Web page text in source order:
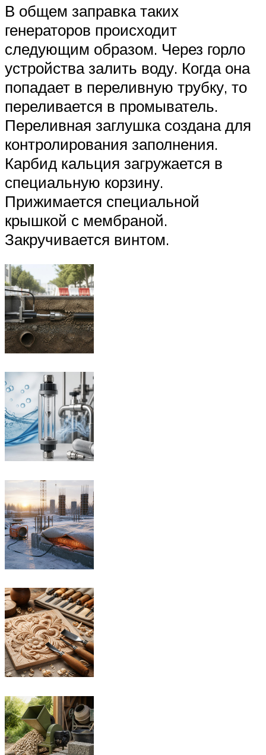
В общем заправка таких
генераторов происходит
следующим образом. Через горло
устройства залить воду. Когда она
попадает в переливную трубку, то
переливается в промыватель.
Переливная заглушка создана для
контролирования заполнения.
Карбид кальция загружается в
специальную корзину.
Прижимается специальной
крышкой с мембраной.
Закручивается винтом.